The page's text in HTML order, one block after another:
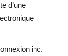
d’une
inc.